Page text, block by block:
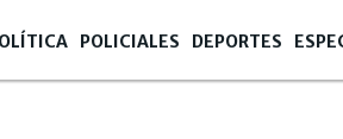
POLICIALES DEPORTES